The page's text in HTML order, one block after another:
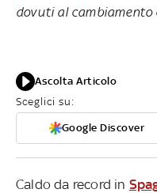
dovuti al
Ascolta Articolo
Sceglici su:
Google Discover
Caldo da record in